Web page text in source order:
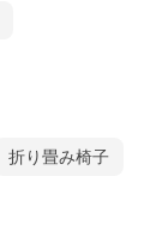
折り畳み椅子